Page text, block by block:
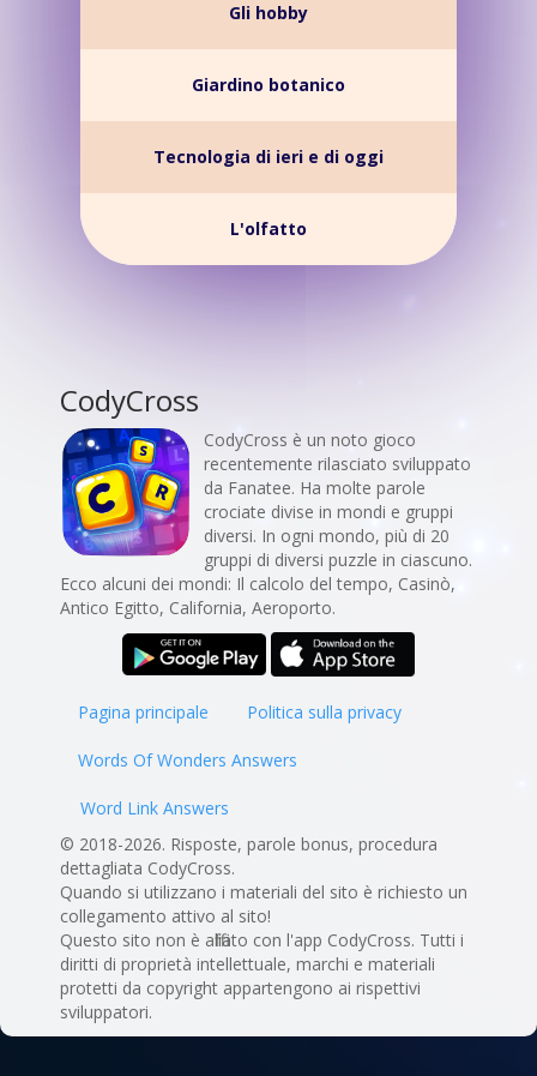
Gli hobby
Giardino botanico
Tecnologia di ieri e di oggi
L'olfatto
CodyCross
CodyCross è un noto gioco
recentemente rilasciato sviluppato
da Fanatee. Ha molte parole
crociate divise in mondi e gruppi
diversi. In ogni mondo, più di 20
gruppi di diversi puzzle in ciascuno.
Ecco alcuni dei mondi: Il calcolo del tempo, Casinò,
Antico Egitto, California, Aeroporto.
Pagina principale Politica sulla privacy
Words Of Wonders Answers
Word Link Answers
© 2018-2026. Risposte, parole bonus, procedura
dettagliata CodyCross.
Quando si utilizzano i materiali del sito è richiesto un
collegamento attivo al sito!
Questo sito non è affiliato con l'app CodyCross. Tutti i
diritti di proprietà intellettuale, marchi e materiali
protetti da copyright appartengono ai rispettivi
sviluppatori.